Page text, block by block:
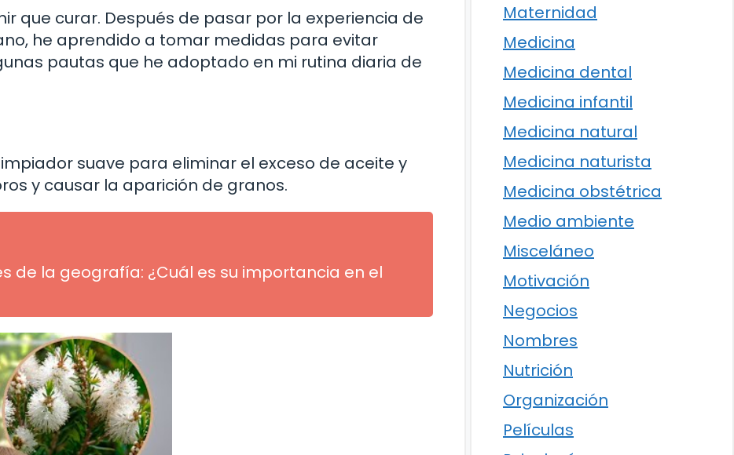
que curar. Después de pasar por la experiencia de
he aprendido a tomar medidas para evitar
pautas que he adoptado en mi rutina diaria de
suave para eliminar el exceso de aceite y
y causar la aparición de granos.
de la geografía: ¿Cuál es su importancia en el
Maternidad
Medicina
Medicina dental
Medicina infantil
Medicina natural
Medicina naturista
Medicina obstétrica
Medio ambiente
Misceláneo
Motivación
Negocios
Nombres
Nutrición
Organización
Películas